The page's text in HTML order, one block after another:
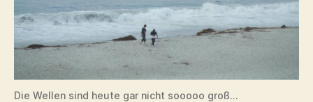
Die Wellen sind heute gar nicht sooooo groß…